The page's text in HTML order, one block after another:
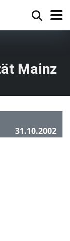
Mainz
31.10.2002